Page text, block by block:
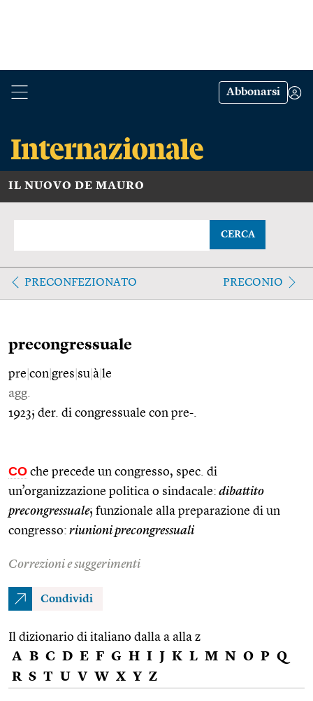
Abbonarsi
IL NUOVO DE MAURO
CERCA
PRECONFEZIONATO PRECONIO
precongressuale
pre con gres su à le
agg.
1923; der. di congressuale con pre-.
CO che precede un congresso, spec. di
un’organizzazione politica o sindacale: dibattito
precongressuale; funzionale alla preparazione di un
congresso: riunioni precongressuali
Correzioni e suggerimenti
Condividi
Il dizionario di italiano dalla a alla z
A B C D E F G H I J K L M N O P Q
R S T U V W X Y Z